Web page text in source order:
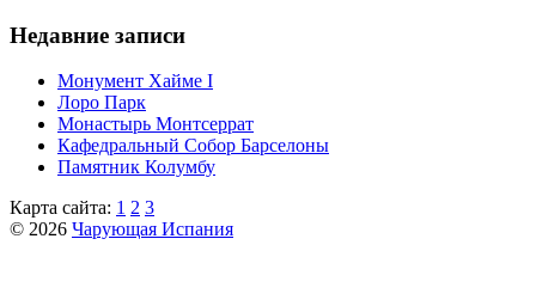
Недавние записи
Монумент Хайме I
Лоро Парк
Монастырь Монтсеррат
Кафeдрaльный Собор Барселоны
Пaмятник Колумбу
Карта сайта: 1 2 3
© 2026 Чарующая Испания